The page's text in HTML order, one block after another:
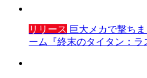
リリース 巨大メカで撃ち
ーム『終末のタイタン：ラ